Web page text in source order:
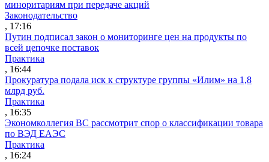
миноритариям при передаче акций
Законодательство
, 17:16
Путин подписал закон о мониторинге цен на продукты по
всей цепочке поставок
Практика
, 16:44
Прокуратура подала иск к структуре группы «Илим» на 1,8
млрд руб.
Практика
, 16:35
Экономколлегия ВС рассмотрит спор о классификации товара
по ВЭД ЕАЭС
Практика
, 16:24